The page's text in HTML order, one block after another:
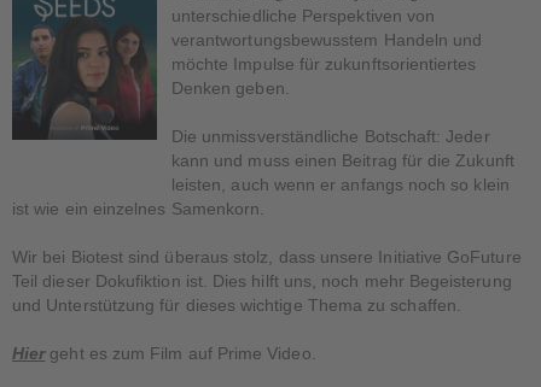
unterschiedliche Perspektiven von
verantwortungsbewusstem Handeln und
möchte Impulse für zukunftsorientiertes
Denken geben.
Die unmissverständliche Botschaft: Jeder
kann und muss einen Beitrag für die Zukunft
leisten, auch wenn er anfangs noch so klein
ist wie ein einzelnes Samenkorn.
Wir bei Biotest sind überaus stolz, dass unsere Initiative GoFuture
Teil dieser Dokufiktion ist. Dies hilft uns, noch mehr Begeisterung
und Unterstützung für dieses wichtige Thema zu schaffen.
Hiergeht es zum Film auf Prime Video.